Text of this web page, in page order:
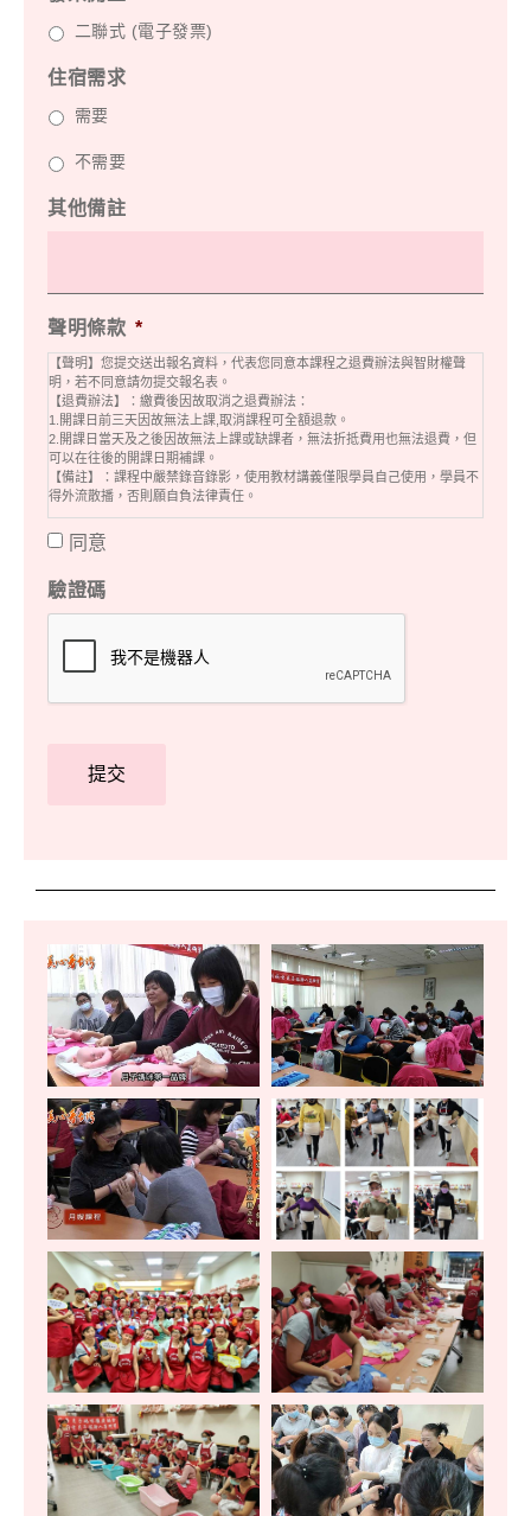
二聯式 (電子發票)
住宿需求
需要
不需要
其他備註
聲明條款 *
【聲明】您提交送出報名資料，代表您同意本課程之退費辦法與智財權聲
明，若不同意請勿提交報名表。
【退費辦法】：繳費後因故取消之退費辦法：
1.開課日前三天因故無法上課,取消課程可全額退款。
2.開課日當天及之後因故無法上課或缺課者，無法折抵費用也無法退費，但
可以在往後的開課日期補課。
【備註】：課程中嚴禁錄音錄影，使用教材講義僅限學員自己使用，學員不
得外流散播，否則願自負法律責任。
同意
驗證碼